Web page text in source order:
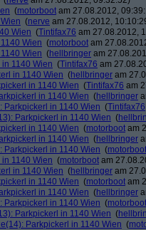
(motorboot am 27.08.2012,
(nerve am 27.08.2012,
Wien (Tintifax76 am 27.08.2012,
Wien (motorboot am
Wien (hellbringer am
1140 Wien (Tintifax76 am
in 1140 Wien (hellbringer am
in 1140 Wien (Tintifax76 am
in 1140 Wien (hellbringer
Parkpickerl in 1140 Wien (Tintifax76
Parkpickerl in 1140 Wien (
in 1140 Wien (motorboot am
in 1140 Wien (hellbringer
Parkpickerl in 1140 Wien (motorboot
1140 Wien (motorboot am
in 1140 Wien (hellbringer am
in 1140 Wien (motorboot am
in 1140 Wien (hellbringer
Parkpickerl in 1140 Wien (motorboot
Parkpickerl in 1140 Wien (
Parkpickerl in 1140 Wien (